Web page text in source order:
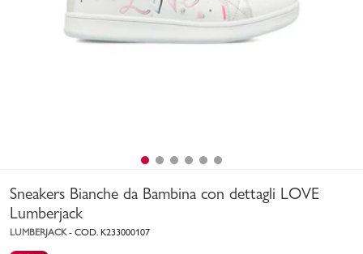
Bambino
Sneakers Bianche da Bambina con dettagli LOVE
Lumberjack
LUMBERJACK - COD. K233000107